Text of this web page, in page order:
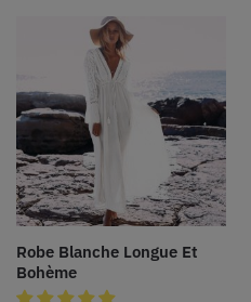
Robe Blanche Longue Et
Bohème